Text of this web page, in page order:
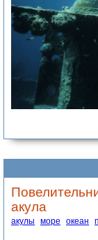
акула
акулы море океан